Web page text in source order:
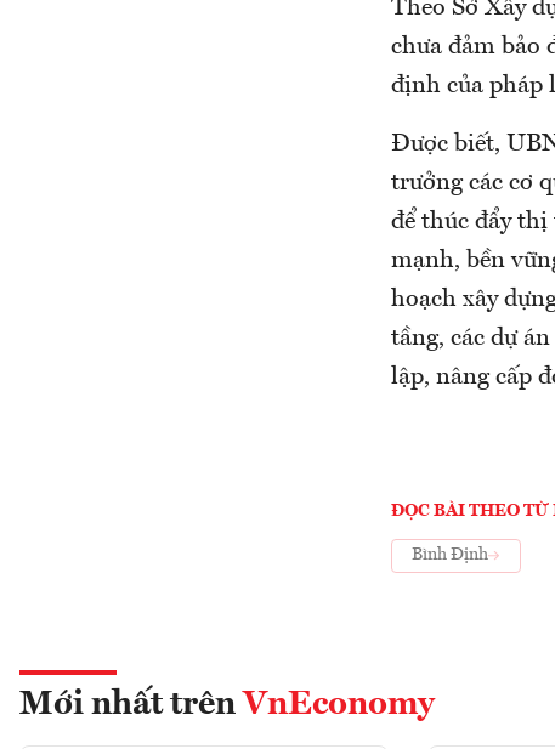
Theo Sở Xây
chưa đảm bảo
định của pháp
Được biết,
trưởng các cơ
để thúc đẩy
mạnh, bền
hoạch xây
tầng, các dự
lập, nâng cấp
ĐỌC BÀI THEO TỪ
Bình Định
Mới nhất trên VnEconomy